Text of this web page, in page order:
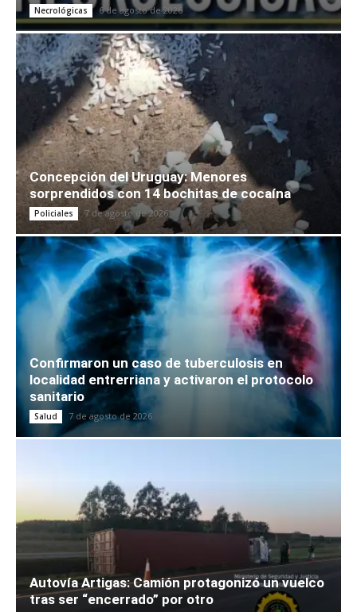
Necrológicas 6 de agosto de 2026
Concepción del Uruguay: Menores
sorprendidos con 14 bochitas de cocaína
Policiales 7 de agosto de 2026
Confirmaron un caso de tuberculosis en
localidad entrerriana y activaron el protocolo
sanitario
Salud 7 de agosto de 2026
Autovía Artigas: Camión protagonizó un vuelco
tras ser “encerrado” por otro